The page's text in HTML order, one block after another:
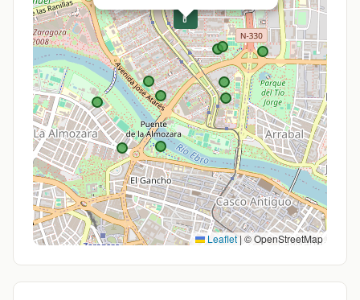
💊
Leaflet | © OpenStreetMap